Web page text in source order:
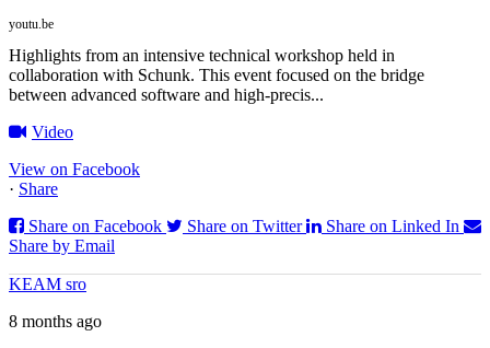
youtu.be
Highlights from an intensive technical workshop held in
collaboration with Schunk. This event focused on the bridge
between advanced software and high-precis...
Video
View on Facebook
· Share
Share on Facebook
Share on Twitter
Share on Linked In
Share by Email
KEAM sro
8 months ago